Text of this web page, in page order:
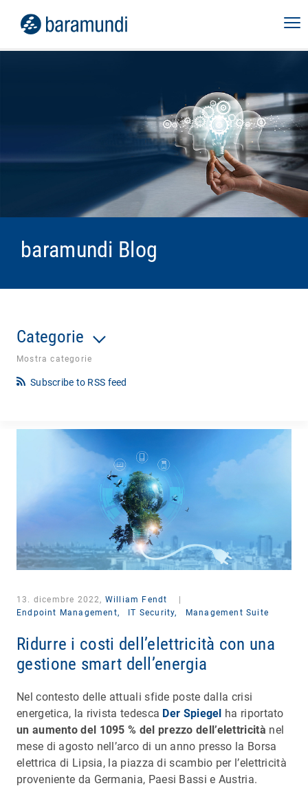
baramundi Blog
Categorie
Mostra categorie
Subscribe to RSS feed
13. dicembre 2022, William Fendt
Endpoint Management,
IT Security, Management Suite
Ridurre i costi dell’elettricità con una
gestione smart dell’energia
Nel contesto delle attuali sfide poste dalla crisi
energetica, la rivista tedesca Der Spiegel ha riportato
un aumento del 1095 % del prezzo dell’elettricità nel
mese di agosto nell’arco di un anno presso la Borsa
elettrica di Lipsia, la piazza di scambio per l’elettricità
proveniente da Germania, Paesi Bassi e Austria.